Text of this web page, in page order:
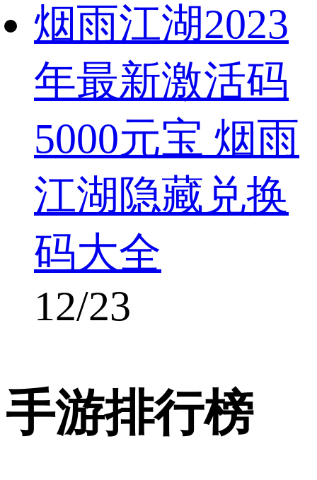
烟雨江湖2023
年最新激活码
5000元宝 烟雨
江湖隐藏兑换
码大全
12/23
手游排行榜